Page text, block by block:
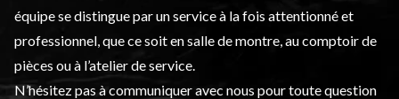
équipe se distingue par un service à la fois attentionné et
professionnel, que ce soit en salle de montre, au comptoir de
pièces ou à l’atelier de service.
N’hésitez pas àcommuniquer avec nouspour toute question